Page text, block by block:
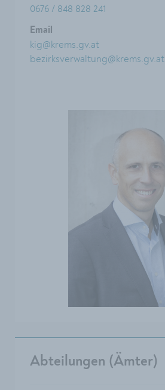
0676 / 848 828 241
Email
kig@krems.gv.at
bezirksverwaltung@krems.gv.at
Abteilungen (Ämter)